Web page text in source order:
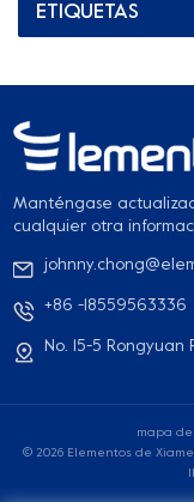
otros alimentos.
para sujetar?
ETIQUETAS
Manténgase
cualquier otra
+86 -18559563336
No. 15-5 Rongyuan
mapa
© 2026 Elementos de